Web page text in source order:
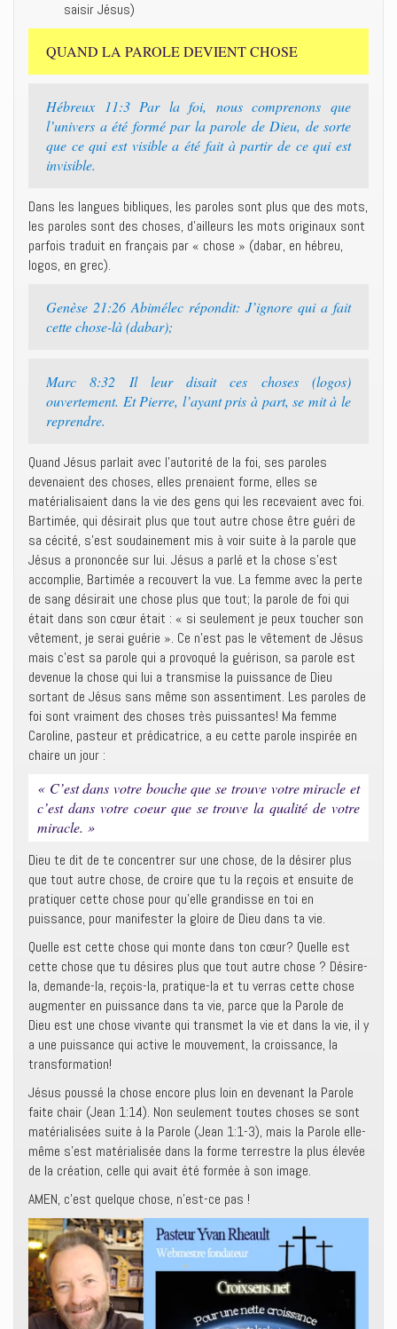
saisir Jésus)
QUAND LA PAROLE DEVIENT CHOSE
Hébreux 11:3 Par la foi, nous comprenons que
l’univers a été formé par la parole de Dieu, de sorte
que ce qui est visible a été fait à partir de ce qui est
invisible.
Dans les langues bibliques, les paroles sont plus que des mots,
les paroles sont des choses, d’ailleurs les mots originaux sont
parfois traduit en français par « chose » (dabar, en hébreu,
logos, en grec).
Genèse 21:26 Abimélec répondit: J’ignore qui a fait
cette chose-là (dabar);
Marc 8:32 Il leur disait ces choses (logos)
ouvertement. Et Pierre, l’ayant pris à part, se mit à le
reprendre.
Quand Jésus parlait avec l’autorité de la foi, ses paroles
devenaient des choses, elles prenaient forme, elles se
matérialisaient dans la vie des gens qui les recevaient avec foi.
Bartimée, qui désirait plus que tout autre chose être guéri de
sa cécité, s’est soudainement mis à voir suite à la parole que
Jésus a prononcée sur lui. Jésus a parlé et la chose s’est
accomplie, Bartimée a recouvert la vue. La femme avec la perte
de sang désirait une chose plus que tout; la parole de foi qui
était dans son cœur était : « si seulement je peux toucher son
vêtement, je serai guérie ». Ce n’est pas le vêtement de Jésus
mais c’est sa parole qui a provoqué la guérison, sa parole est
devenue la chose qui lui a transmise la puissance de Dieu
sortant de Jésus sans même son assentiment. Les paroles de
foi sont vraiment des choses très puissantes! Ma femme
Caroline, pasteur et prédicatrice, a eu cette parole inspirée en
chaire un jour :
« C’est dans votre bouche que se trouve votre miracle et
c’est dans votre coeur que se trouve la qualité de votre
miracle. »
Dieu te dit de te concentrer sur une chose, de la désirer plus
que tout autre chose, de croire que tu la reçois et ensuite de
pratiquer cette chose pour qu’elle grandisse en toi en
puissance, pour manifester la gloire de Dieu dans ta vie.
Quelle est cette chose qui monte dans ton cœur? Quelle est
cette chose que tu désires plus que tout autre chose ? Désire-
la, demande-la, reçois-la, pratique-la et tu verras cette chose
augmenter en puissance dans ta vie, parce que la Parole de
Dieu est une chose vivante qui transmet la vie et dans la vie, il y
a une puissance qui active le mouvement, la croissance, la
transformation!
Jésus poussé la chose encore plus loin en devenant la Parole
faite chair (Jean 1:14). Non seulement toutes choses se sont
matérialisées suite à la Parole (Jean 1:1-3), mais la Parole elle-
même s’est matérialisée dans la forme terrestre la plus élevée
de la création, celle qui avait été formée à son image.
AMEN, c’est quelque chose, n’est-ce pas !